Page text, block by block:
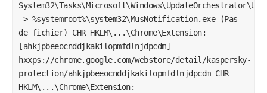
=> %systemroot%\system32\MusNotification.exe (Pas
de fichier) CHR HKLM\...\Chrome\Extension:
[ahkjpbeeocnddjkakilopmfdlnjdpcdm] -
hxxps://chrome.google.com/webstore/detail/kaspersky-
protection/ahkjpbeeocnddjkakilopmfdlnjdpcdm CHR
HKLM\...\Chrome\Extension: